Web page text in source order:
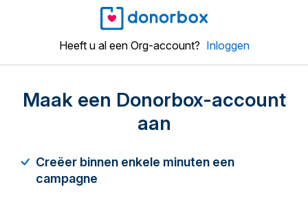
Heeft u al een Org-account? Inloggen
Maak een Donorbox-account
aan
Creëer binnen enkele minuten een
campagne